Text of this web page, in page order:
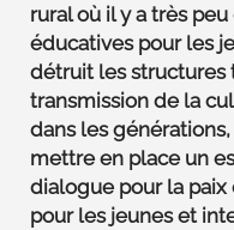
rural où il y a très
éducatives pour les
détruit les
transmission de la
dans les
mettre en place un
dialogue pour la paix
pour les jeunes et